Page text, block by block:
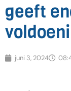
geeft
juni 3, 2024